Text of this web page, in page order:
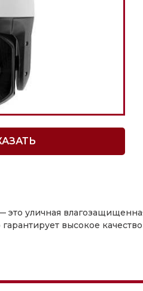
это уличная
гарантирует высокое